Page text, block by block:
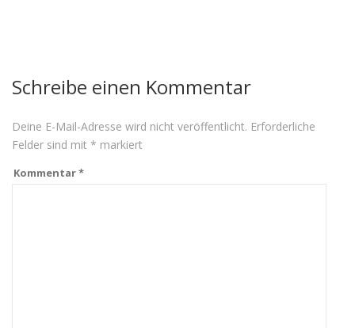
Schreibe einen Kommentar
Deine E-Mail-Adresse wird nicht veröffentlicht. Erforderliche
Felder sind mit * markiert
Kommentar*